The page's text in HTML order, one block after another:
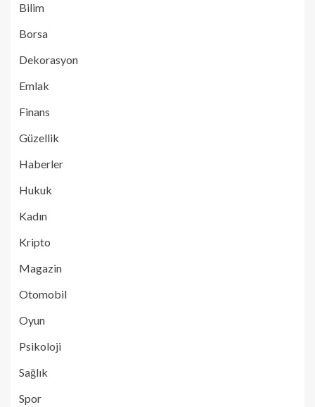
Bilim
Borsa
Dekorasyon
Emlak
Finans
Güzellik
Haberler
Hukuk
Kadın
Kripto
Magazin
Otomobil
Oyun
Psikoloji
Sağlık
Spor